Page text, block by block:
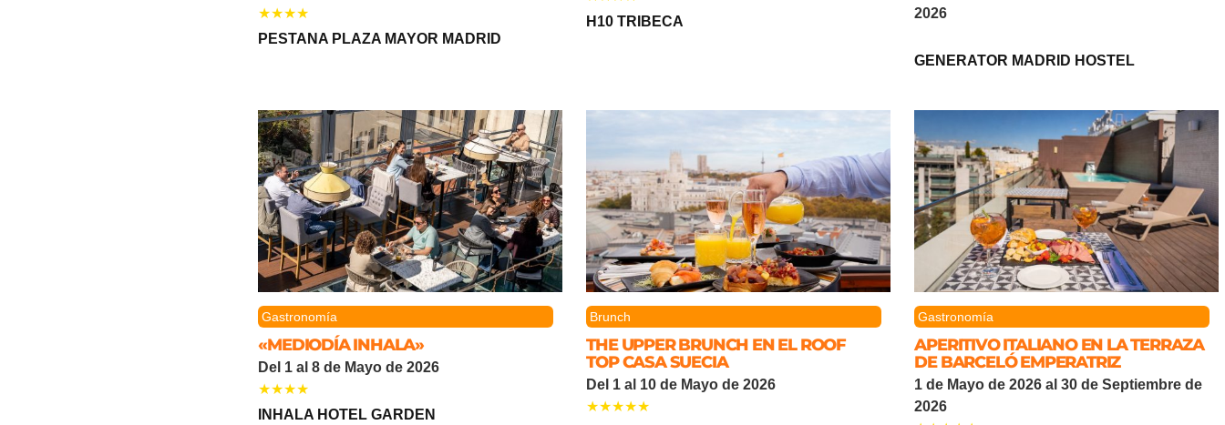
PESTANA PLAZA MAYOR MADRID
H10 TRIBECA
2026
GENERATOR MADRID HOSTEL
Gastronomía
«MEDIODÍA INHALA»
Del 1 al 8 de Mayo de 2026
INHALA HOTEL GARDEN
Brunch
THE UPPER BRUNCH EN EL ROOF
TOP CASA SUECIA
Del 1 al 10 de Mayo de 2026
Gastronomía
APERITIVO ITALIANO EN LA TERRAZA
DE BARCELÓ EMPERATRIZ
1 de Mayo de 2026 al 30 de Septiembre de
2026